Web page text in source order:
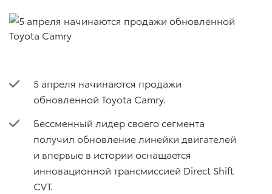
5 апреля начинаются продажи
обновленной Toyota Camry.
Бессменный лидер своего сегмента
получил обновление линейки двигателей
и впервые в истории оснащается
инновационной трансмиссией Direct Shift
CVT.